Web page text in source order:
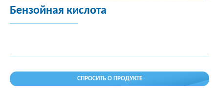
Бензойная кислота
СПРОСИТЬ О ПРОДУКТЕ